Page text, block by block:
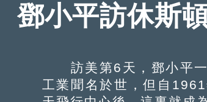
鄧小平訪休斯
訪美第6天，鄧小平一
工業聞名於世，但自